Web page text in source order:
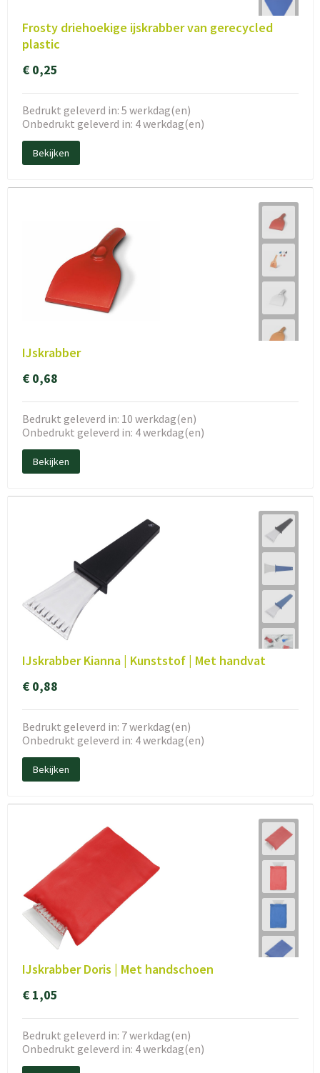
Frosty driehoekige ijskrabber van gerecycled
plastic
€ 0,25
Bedrukt geleverd in: 5 werkdag(en)
Onbedrukt geleverd in: 4 werkdag(en)
Bekijken
IJskrabber
€ 0,68
Bedrukt geleverd in: 10 werkdag(en)
Onbedrukt geleverd in: 4 werkdag(en)
Bekijken
IJskrabber Kianna | Kunststof | Met handvat
€ 0,88
Bedrukt geleverd in: 7 werkdag(en)
Onbedrukt geleverd in: 4 werkdag(en)
Bekijken
IJskrabber Doris | Met handschoen
€ 1,05
Bedrukt geleverd in: 7 werkdag(en)
Onbedrukt geleverd in: 4 werkdag(en)